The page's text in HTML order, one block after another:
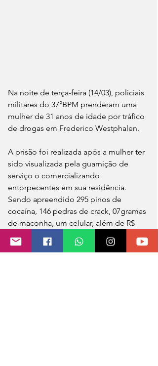
Na noite de terça-feira (14/03), policiais
militares do 37°BPM prenderam uma
mulher de 31 anos de idade por tráfico
de drogas em Frederico Westphalen.
A prisão foi realizada após a mulher ter
sido visualizada pela guarnição de
serviço o comercializando
entorpecentes em sua residência.
Sendo apreendido 295 pinos de
cocaína, 146 pedras de crack, 07gramas
de maconha, um celular, além de R$
3.744,00 (três mil setecentos e quarenta
e quatro reais).